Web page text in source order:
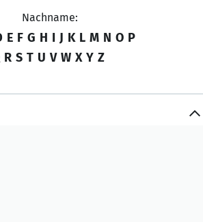
Nachname:
E F G H I J K L M N O P
R S T U V W X Y Z